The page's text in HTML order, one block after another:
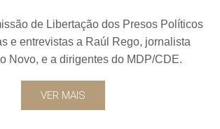
de Libertação dos Presos Políticos
e entrevistas a Raúl Rego, jornalista
Novo, e a dirigentes do MDP/CDE.
VER MAIS